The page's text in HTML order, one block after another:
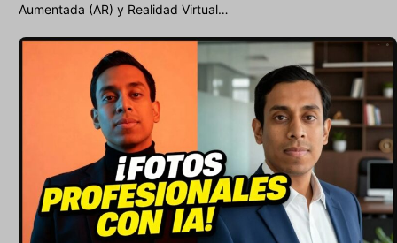
Aumentada (AR) y Realidad Virtual…